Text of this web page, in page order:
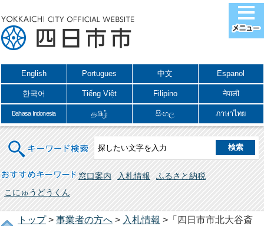
English Portugues 中文 Espanol
한국어 Tiếng Việt Filipino नेपाली
Bahasa Indonesia தமிழ் සිංහල ภาษาไทย
キーワード検索
おすすめキーワード 窓口案内 入札情報
ふるさと納税
こにゅうどうくん
トップ> 事業者の方へ > 入札情報 >「四日市市北大谷斎